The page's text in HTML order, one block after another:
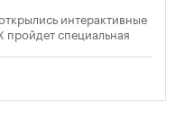
интерактивные
пройдет специальная